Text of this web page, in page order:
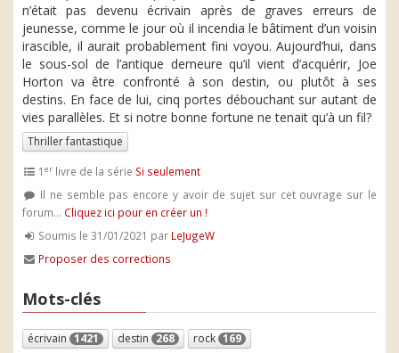
n’était pas devenu écrivain après de graves erreurs de
jeunesse, comme le jour où il incendia le bâtiment d’un voisin
irascible, il aurait probablement fini voyou. Aujourd’hui, dans
le sous-sol de l’antique demeure qu’il vient d’acquérir, Joe
Horton va être confronté à son destin, ou plutôt à ses
destins. En face de lui, cinq portes débouchant sur autant de
vies parallèles. Et si notre bonne fortune ne tenait qu’à un fil?
Thriller fantastique
1er livre de la série Si seulement
Il ne semble pas encore y avoir de sujet sur cet ouvrage sur le
forum... Cliquez ici pour en créer un !
Soumis le 31/01/2021 par LeJugeW
Proposer des corrections
Mots-clés
écrivain 1421 destin 268 rock 169